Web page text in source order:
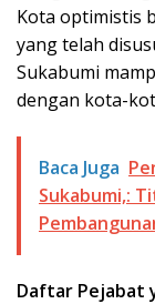
Kota optimistis
yang telah
Sukabumi
dengan kota-
Baca Juga
Sukabumi,:
Daftar Pejabat